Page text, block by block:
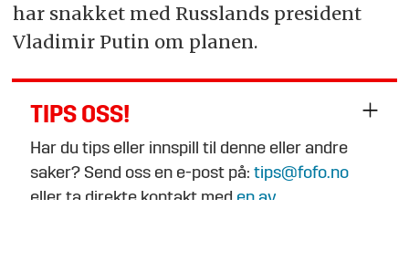
har snakket med Russlands president
Vladimir Putin om planen.
TIPS OSS!
Har du tips eller innspill til denne eller andre
saker? Send oss en e-post på:tips@fofo.no
eller ta direkte kontakt med en av